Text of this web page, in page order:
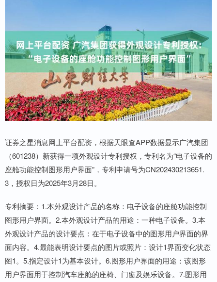
证券之星消息网上平台配资，根据天眼查APP数据显示广汽集团
（601238）新获得一项外观设计专利授权，专利名为“电子设备的
座舱功能控制图形用户界面”，专利申请号为CN202430213651.
3，授权日为2025年3月28日。
专利摘要：1.本外观设计产品的名称：电子设备的座舱功能控制
图形用户界面。2.本外观设计产品的用途：一种电子设备。3.本
外观设计产品的设计要点：在于电子设备中的图形用户界面的界
面内容。4.最能表明设计要点的图片或照片：设计1界面变化状态
图1。5.指定设计1为基本设计。6.图形用户界面的用途：该图形
用户界面用于控制汽车座舱的座椅、门窗及娱乐设备。7.图形用